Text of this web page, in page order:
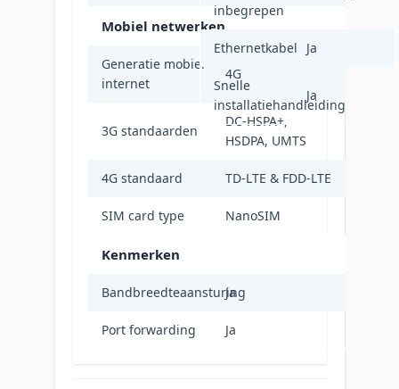
Mobiel netwerken
Generatie mobiel
internet
4G
3G standaarden
DC-HSPA+,
HSDPA, UMTS
4G standaard TD-LTE & FDD-LTE
SIM card type NanoSIM
Kenmerken
Bandbreedteaansturing
Ja
Port forwarding Ja
inbegrepen
Ethernetkabel Ja
Snelle
installatiehandleiding
Ja